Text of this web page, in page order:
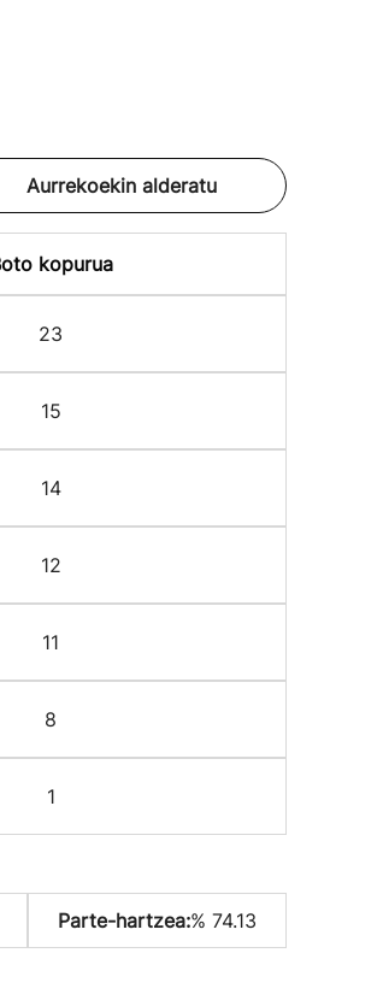
Aurrekoekin alderatu
kopurua
23
15
14
12
11
8
1
Parte-hartzea:% 74.13